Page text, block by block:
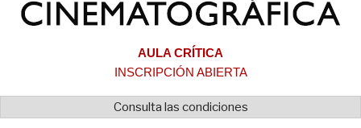
AULA CRÍTICA
INSCRIPCIÓN ABIERTA
Consulta las condiciones